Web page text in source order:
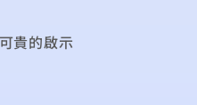
貴的啟示